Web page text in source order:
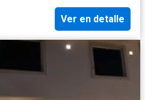
Ver en detalle